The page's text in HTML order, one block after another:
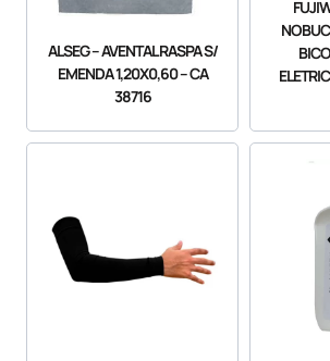
ALSEG – AVENTAL RASPA S/
EMENDA 1,20X0,60 – CA
38716